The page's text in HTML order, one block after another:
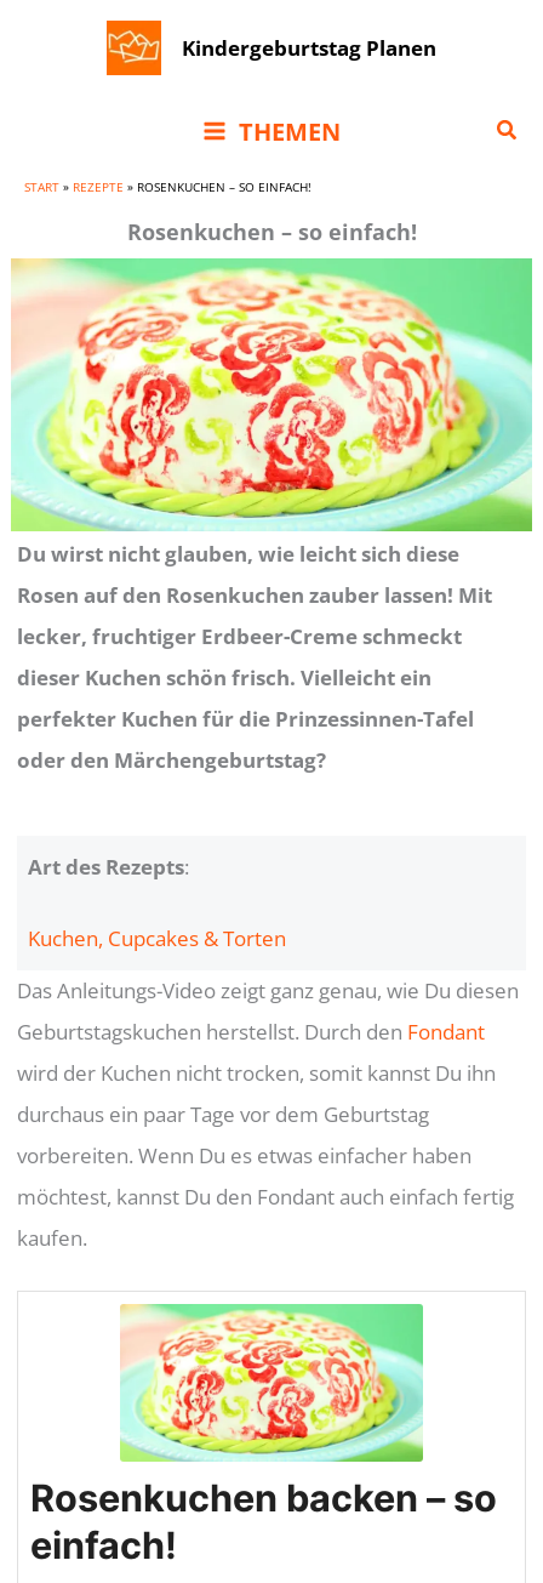
Kindergeburtstag Planen
THEMEN
START » REZEPTE » ROSENKUCHEN – SO EINFACH!
Rosenkuchen – so einfach!
Du wirst nicht glauben, wie leicht sich diese
Rosen auf den Rosenkuchen zauber lassen! Mit
lecker, fruchtiger Erdbeer-Creme schmeckt
dieser Kuchen schön frisch. Vielleicht ein
perfekter Kuchen für die Prinzessinnen-Tafel
oder den Märchengeburtstag?
Art des Rezepts:
Kuchen, Cupcakes & Torten
Das Anleitungs-Video zeigt ganz genau, wie Du diesen
Geburtstagskuchen herstellst. Durch den Fondant
wird der Kuchen nicht trocken, somit kannst Du ihn
durchaus ein paar Tage vor dem Geburtstag
vorbereiten. Wenn Du es etwas einfacher haben
möchtest, kannst Du den Fondant auch einfach fertig
kaufen.
Rosenkuchen backen – so
einfach!